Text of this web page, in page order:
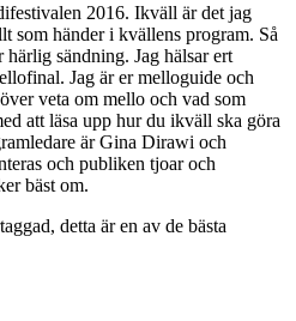
2016. Ikväll är det jag
som händer i kvällens program. Så
sändning. Jag hälsar ert
Jag är er melloguide och
veta om mello och vad som
att läsa upp hur du ikväll ska göra
är Gina Dirawi och
och publiken tjoar och
bäst om.
detta är en av de bästa